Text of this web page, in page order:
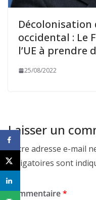
Décolonisation
occidental : Le
l’UE à prendre
25/08/2022
Laisser un
Votre adresse e-mail
obligatoires sont
Commentaire*